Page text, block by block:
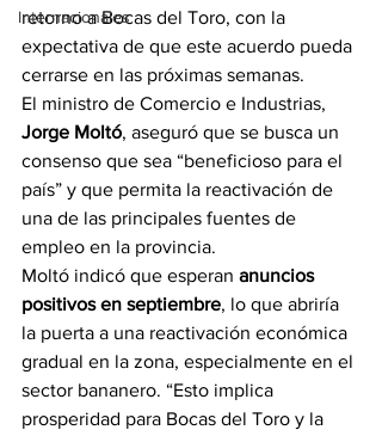
Internacionales
retorno a Bocas del Toro, con la
expectativa de que este acuerdo pueda
cerrarse en las próximas semanas.
El ministro de Comercio e Industrias,
Jorge Moltó, aseguró que se busca un
consenso que sea “beneficioso para el
país” y que permita la reactivación de
una de las principales fuentes de
empleo en la provincia.
Moltó indicó que esperan anuncios
positivos en septiembre, lo que abriría
la puerta a una reactivación económica
gradual en la zona, especialmente en el
sector bananero. “Esto implica
prosperidad para Bocas del Toro y la